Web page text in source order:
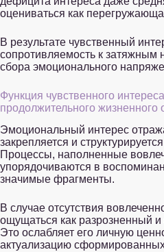
оцениваться как
В результате чувственный
сопротивляемость к затяжным
сбора эмоционального
Функция чувственного
продолжительного жизненного
Эмоциональный интерес
закрепляется и
Процессы, наполненные
упорядочиваются в
значимые фрагменты.
В случае отсутствия
ощущаться как разрозненный
Это ослабляет его личную
актуализацию